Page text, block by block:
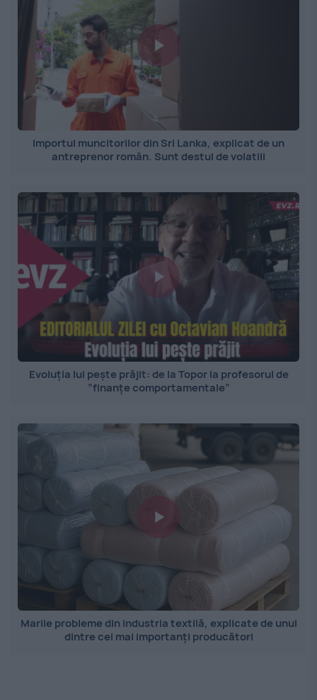
Importul muncitorilor din Sri Lanka, explicat de un
antreprenor român. Sunt destul de volatili
Evoluția lui pește prăjit: de la Topor la profesorul de
”finanțe comportamentale”
Marile probleme din industria textilă, explicate de unul
dintre cei mai importanți producători